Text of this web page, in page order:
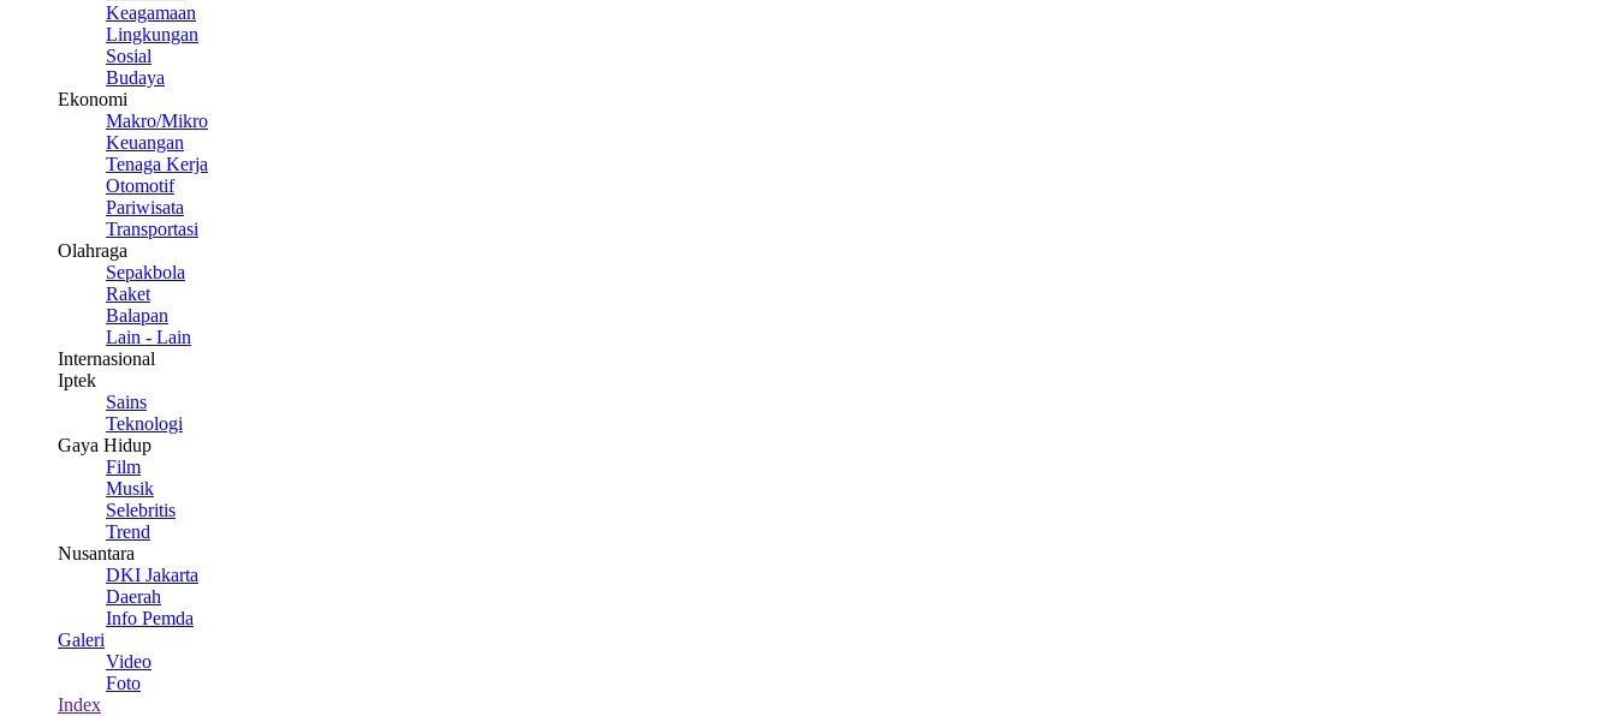
Keagamaan
Lingkungan
Sosial
Budaya
Ekonomi
Makro/Mikro
Keuangan
Tenaga Kerja
Otomotif
Pariwisata
Transportasi
Olahraga
Sepakbola
Raket
Balapan
Lain - Lain
Internasional
Iptek
Sains
Teknologi
Gaya Hidup
Film
Musik
Selebritis
Trend
Nusantara
DKI Jakarta
Daerah
Info Pemda
Galeri
Video
Foto
Index